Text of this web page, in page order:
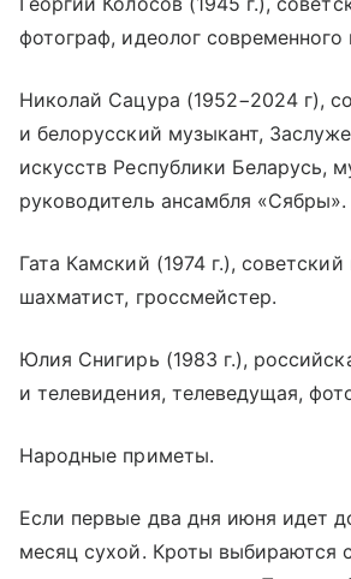
фотограф, идеолог современного
Николай Сацура (1952−2024 г),
и белорусский музыкант,
искусств Республики Беларусь,
руководитель ансамбля «Сябры».
Гата Камский (1974 г.),
шахматист, гроссмейстер.
Юлия Снигирь (1983 г.),
и телевидения, телеведущая,
Народные приметы.
Если первые два дня июня идет
месяц сухой. Кроты выбираются